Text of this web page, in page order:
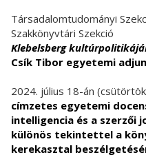
Társadalomtudományi
Szakkönyvtári Szekció
Klebelsberg
Csík Tibor egyetemi
2024. július 18-án
címzetes egyetemi
intelligencia és a szerzői
különös tekintettel a
kerekasztal